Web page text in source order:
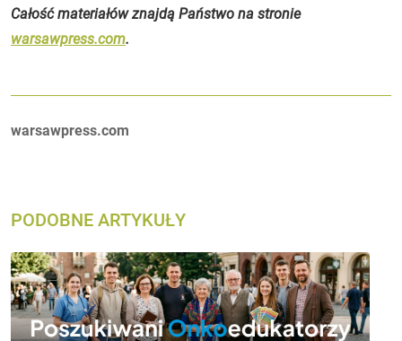
Całość materiałów znajdą Państwo na stronie
warsawpress.com.
Autorzy:
warsawpress.com
PODOBNE ARTYKUŁY